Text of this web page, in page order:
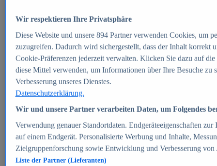
Zum Report
E-commerce
Beliebte Statistiken
Aktuelle Statistiken
E-Commerce - Entwicklung des Umsatzes in
Deutschland 1999-2025
Umsatz von Amazon in Deutschland und weltweit
2010-2025
B2C-E-Commerce: Top-50 Online Shops in
Deutschland 2024
Marktanteile von Online-Zahlungsverfahren in
Deutschland 2024
Umsatzstarke Warengruppen im Online-Handel in
Deutschland 2023-2025
Wir respektieren Ihre Privatsphäre
Diese Website und unsere 894Partner verwenden Cookies, um
zuzugreifen. Dadurch wird sichergestellt, dass der Inhalt korrekt
Cookie-Präferenzen jederzeit verwalten. Klicken Sie dazu auf
diese Mittel verwenden, um Informationen über Ihre Besuche
Verbesserung unseres Dienstes.
Datenschutzerklärung.
Wir und unsere Partner verarbeiten Daten, um Folgendes
Verwendung genauer Standortdaten. Endgeräteeigenschaften
auf einem Endgerät. Personalisierte Werbung und Inhalte,
Zielgruppenforschung sowie Entwicklung und Verbesserung von
Liste der Partner (Lieferanten)